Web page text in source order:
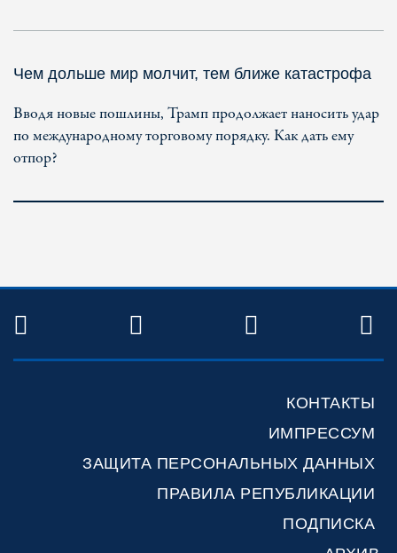
Чем дольше мир молчит, тем ближе катастрофа
Вводя новые пошлины, Трамп продолжает наносить удар
по международному торговому порядку. Как дать ему
отпор?
TWITTER FACEBOOKYOUTUBE
КОНТАКТЫ
ИМПРЕССУМ
ЗАЩИТА ПЕРСОНАЛЬНЫХ ДАННЫХ
ПРАВИЛА РЕПУБЛИКАЦИИ
ПОДПИСКА